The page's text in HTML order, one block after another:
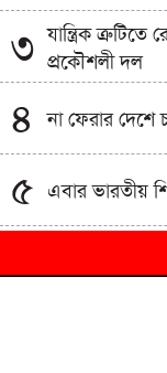
৩ যান্ত্রিক
প্রকৌশলী দল
৪ না ফেরার দেশে
৫ এবার ভারতীয়
৬
আশুলিয়ায়
অভিযোগ